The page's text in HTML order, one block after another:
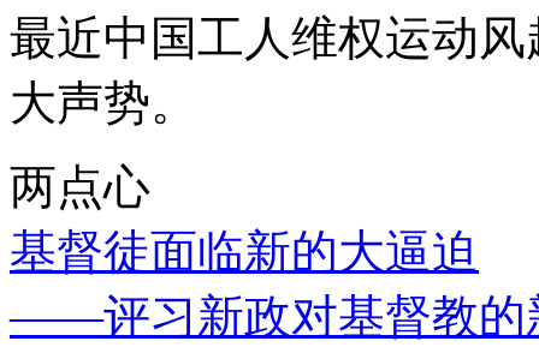
最近中国工人维权运动
大声势。
两点心
基督徒面临新的大逼迫
——评习新政对基督教的